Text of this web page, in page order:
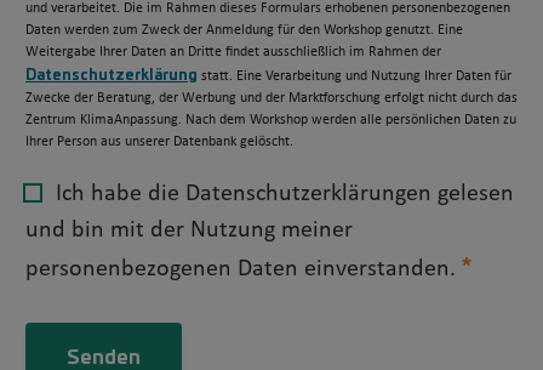
und verarbeitet. Die im Rahmen dieses Formulars erhobenen personenbezogenen
Daten werden zum Zweck der Anmeldung für den Workshop genutzt. Eine
Weitergabe Ihrer Daten an Dritte findet ausschließlich im Rahmen der
Datenschutzerklärung statt. Eine Verarbeitung und Nutzung Ihrer Daten für
Zwecke der Beratung, der Werbung und der Marktforschung erfolgt nicht durch das
Zentrum KlimaAnpassung. Nach dem Workshop werden alle persönlichen Daten zu
Ihrer Person aus unserer Datenbank gelöscht.
Ich habe die Datenschutzerklärungen gelesen
und bin mit der Nutzung meiner
personenbezogenen Daten einverstanden.